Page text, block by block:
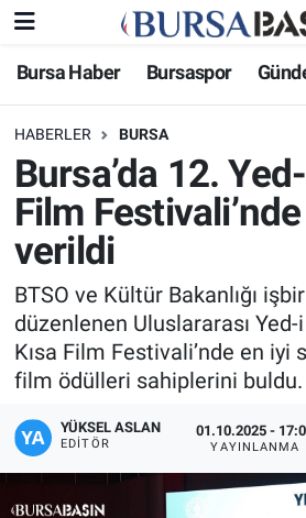
Bursa Haber Bursaspor
HABERLER BURSA
Bursa’da 12.
Film
verildi
BTSO ve Kültür Bakanlığı
düzenlenen Uluslararası
Kısa Film Festivali’nde en iyi
film ödülleri sahiplerini buldu.
YÜKSEL ASLAN
EDITÖR
01.10.2025 -
YAYINLANMA
Bursa Haber
Genel
Politika
Bilim, Teknoloji
KÜLTÜR-SANAT
Yerel
Bursaspor
Gündem
Bursa Nöbetçi Eczaneler
Bursa Hava Durumu
Bursa Namaz Vakitleri
Bursa Trafik Yoğunluk
Süper Lig Puan Durumu ve
Tüm Manşetler
Son Dakika Haberleri
Haber Arşivi